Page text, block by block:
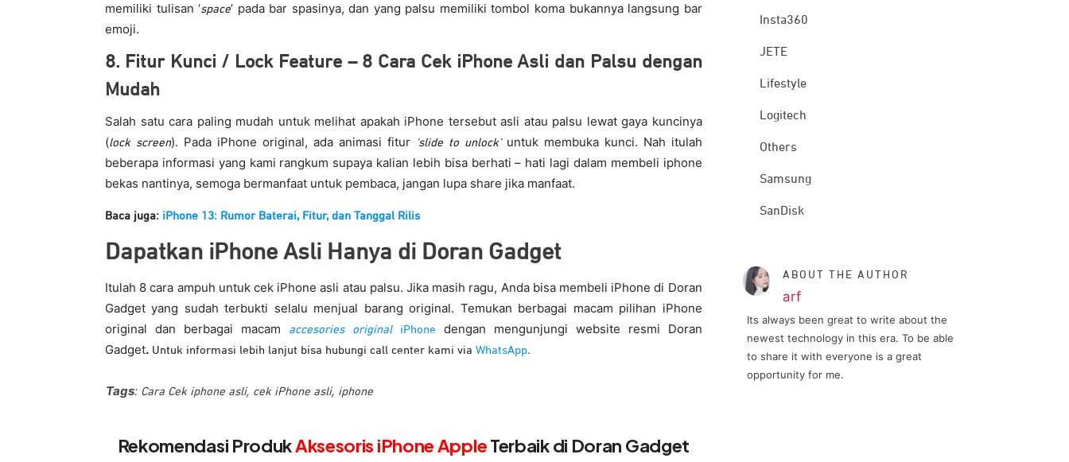
memiliki tulisan ‘space’ pada bar spasinya, dan yang palsu memiliki tombol koma bukannya langsung bar
emoji.
8. Fitur Kunci / Lock Feature – 8 Cara Cek iPhone Asli dan Palsu dengan
Mudah
Salah satu cara paling mudah untuk melihat apakah iPhone tersebut asli atau palsu lewat gaya kuncinya
(lock screen). Pada iPhone original, ada animasi fitur ‘slide to unlock’untuk membuka kunci. Nah itulah
beberapa informasi yang kami rangkum supaya kalian lebih bisa berhati – hati lagi dalam membeli iphone
bekas nantinya, semoga bermanfaat untuk pembaca, jangan lupa share jika manfaat.
Baca juga: iPhone 13: Rumor Baterai, Fitur, dan Tanggal Rilis
Dapatkan iPhone Asli Hanya di Doran Gadget
Itulah 8 cara ampuh untuk cek iPhone asli atau palsu. Jika masih ragu, Anda bisa membeli iPhone di Doran
Gadget yang sudah terbukti selalu menjual barang original. Temukan berbagai macam pilihan iPhone
original dan berbagai macam
accesories originaliPhone
dengan mengunjungi website resmi Doran
Gadget. Untuk informasi lebih lanjut bisa hubungi call center kami via WhatsApp.
Tags: Cara Cek iphone asli, cek iPhone asli, iphone
Rekomendasi ProdukAksesoris iPhone AppleTerbaik di Doran Gadget
Insta360
JETE
Lifestyle
Logitech
Others
Samsung
SanDisk
ABOUT THE AUTHOR
arf
Its always been great to write about the
newest technology in this era. To be able
to share it with everyone is a great
opportunity for me.